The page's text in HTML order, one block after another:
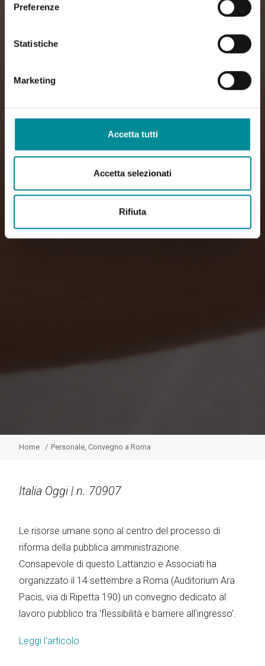
Preferenze
Statistiche
Marketing
Accetta tutti
Accetta selezionati
Rifiuta
Home Personale, Convegno a Roma
Italia Oggi | n. 70907
Le risorse umane sono al centro del processo di
riforma della pubblica amministrazione.
Consapevole di questo Lattanzio e Associati ha
organizzato il 14 settembre a Roma (Auditorium Ara
Pacis, via di Ripetta 190) un convegno dedicato al
lavoro pubblico tra 'flessibilità e barriere all'ingresso'.
Leggi l'articolo